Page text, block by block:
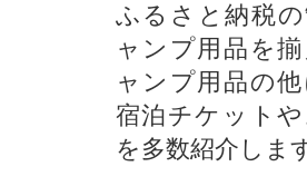
ふるさと納税
ャンプ用品を
ャンプ用品の
宿泊チケット
を多数紹介しま